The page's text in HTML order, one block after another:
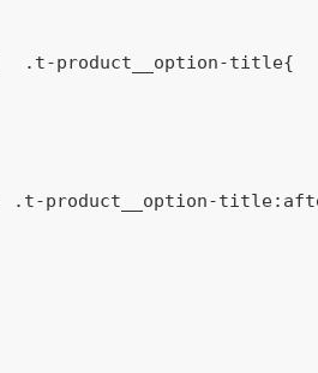
.t-product__option-title{
.t-product__option-title